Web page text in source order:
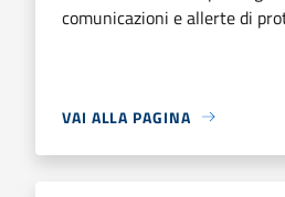
comunicazioni e allerte di
VAI ALLA PAGINA